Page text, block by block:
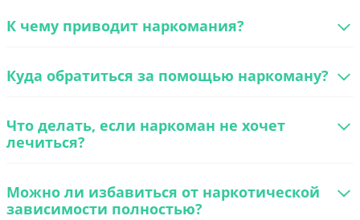
К чему приводит наркомания?
Куда обратиться за помощью наркоману?
Что делать, если наркоман не хочет
лечиться?
Можно ли избавиться от наркотической
зависимости полностью?